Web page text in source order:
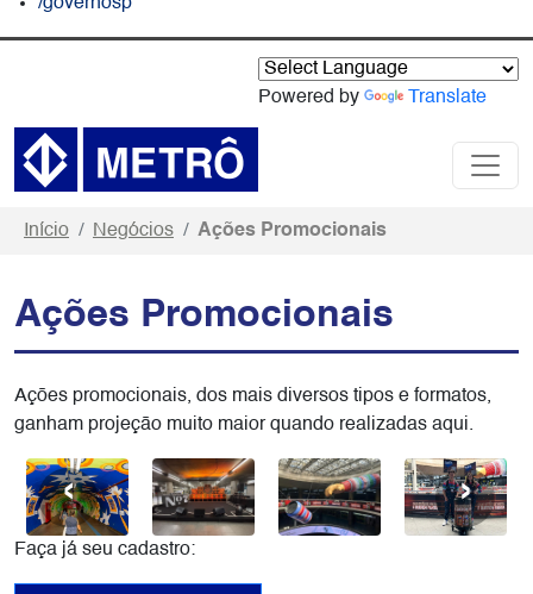
/governosp
Powered by Translate
Início Negócios Ações Promocionais
Ações Promocionais
Ações promocionais, dos mais diversos tipos e formatos,
ganham projeção muito maior quando realizadas aqui.
‹ ›
Faça já seu cadastro: